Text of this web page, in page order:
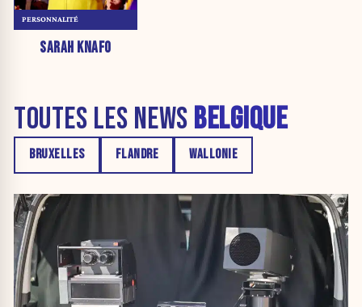
SARAH KNAFO
PERSONNALITÉ
TOUTES LES NEWS BELGIQUE
BRUXELLES FLANDRE WALLONIE